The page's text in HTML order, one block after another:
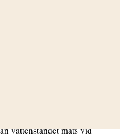
m/s, temp. +18,2° C,
vattenståndet mäts vid